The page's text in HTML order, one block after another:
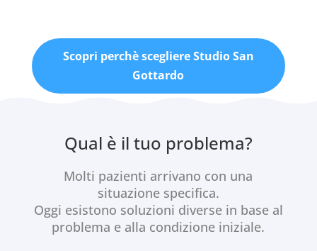
Scopri perchè scegliere Studio San
Gottardo
Qual è il tuo problema?
Molti pazienti arrivano con una
situazione specifica.
Oggi esistono soluzioni diverse in base al
problema e alla condizione iniziale.